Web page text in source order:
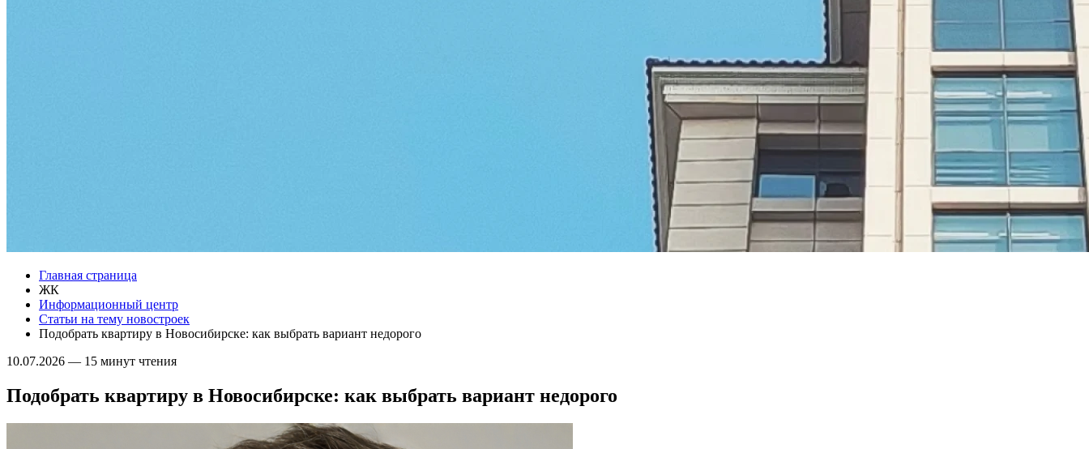
Главная страница
ЖК
Информационный центр
Статьи на тему новостроек
Подобрать квартиру в Новосибирске: как выбрать вариант недорого
10.07.2026 — 15 минут чтения
Подобрать квартиру в Новосибирске: как выбрать вариант недорого